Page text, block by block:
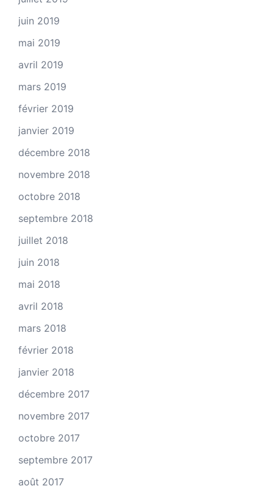
juin 2019
mai 2019
avril 2019
mars 2019
février 2019
janvier 2019
décembre 2018
novembre 2018
octobre 2018
septembre 2018
juillet 2018
juin 2018
mai 2018
avril 2018
mars 2018
février 2018
janvier 2018
décembre 2017
novembre 2017
octobre 2017
septembre 2017
août 2017